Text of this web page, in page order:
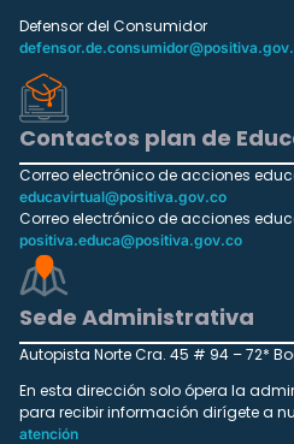
Defensor del Consumidor
Contactos plan de
Correo electrónico de acciones
educavirtual@positiva.gov.co
Correo electrónico de acciones
positiva.educa@positiva.gov.co
Sede Administrativa
Autopista Norte Cra. 45 # 94 – 72*
En esta dirección solo ópera la
para recibir información dirígete a
atención